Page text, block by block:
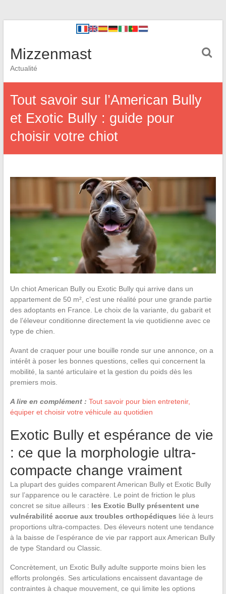
Mizzenmast
Actualité
Tout savoir sur l’American Bully
et Exotic Bully : guide pour
choisir votre chiot
Un chiot American Bully ou Exotic Bully qui arrive dans un
appartement de 50 m², c’est une réalité pour une grande partie
des adoptants en France. Le choix de la variante, du gabarit et
de l’éleveur conditionne directement la vie quotidienne avec ce
type de chien.
Avant de craquer pour une bouille ronde sur une annonce, on a
intérêt à poser les bonnes questions, celles qui concernent la
mobilité, la santé articulaire et la gestion du poids dès les
premiers mois.
A lire en complément : Tout savoir pour bien entretenir,
équiper et choisir votre véhicule au quotidien
Exotic Bully et espérance de vie
: ce que la morphologie ultra-
compacte change vraiment
La plupart des guides comparent American Bully et Exotic Bully
sur l’apparence ou le caractère. Le point de friction le plus
concret se situe ailleurs : les Exotic Bully présentent une
vulnérabilité accrue aux troubles orthopédiques liée à leurs
proportions ultra-compactes. Des éleveurs notent une tendance
à la baisse de l’espérance de vie par rapport aux American Bully
de type Standard ou Classic.
Concrètement, un Exotic Bully adulte supporte moins bien les
efforts prolongés. Ses articulations encaissent davantage de
contraintes à chaque mouvement, ce qui limite les options